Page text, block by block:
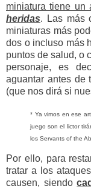
miniatura tiene un
heridas. Las más
miniaturas más
dos o incluso más
puntos de salud, o
personaje, es
aguantar antes de
(que nos dirá si
* Ya vimos en ese
juego son el lictor
los Servants of the
Por ello, para
tratar a los
causen, siendo